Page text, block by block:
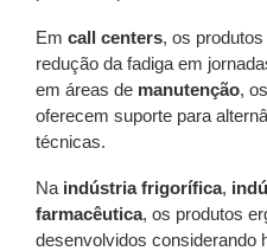
Em call centers, os
redução da fadiga em
em áreas de manutenção,
oferecem suporte para
técnicas.
Na indústria frigorífica,
farmacêutica, os produtos
desenvolvidos considerando